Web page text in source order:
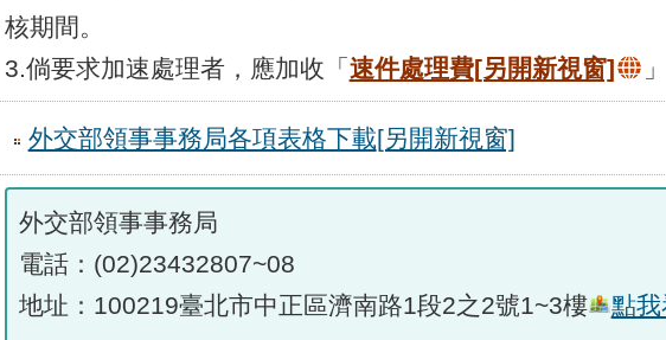
核期間。
3.倘要求加速處理者，應加收「 速件處理費[另開新視窗]
外交部領事事務局各項表格下載[另開新視窗]
外交部領事事務局
電話：(02)23432807~08
地址：100219臺北市中正區濟南路1段2之2號1~3樓
點我